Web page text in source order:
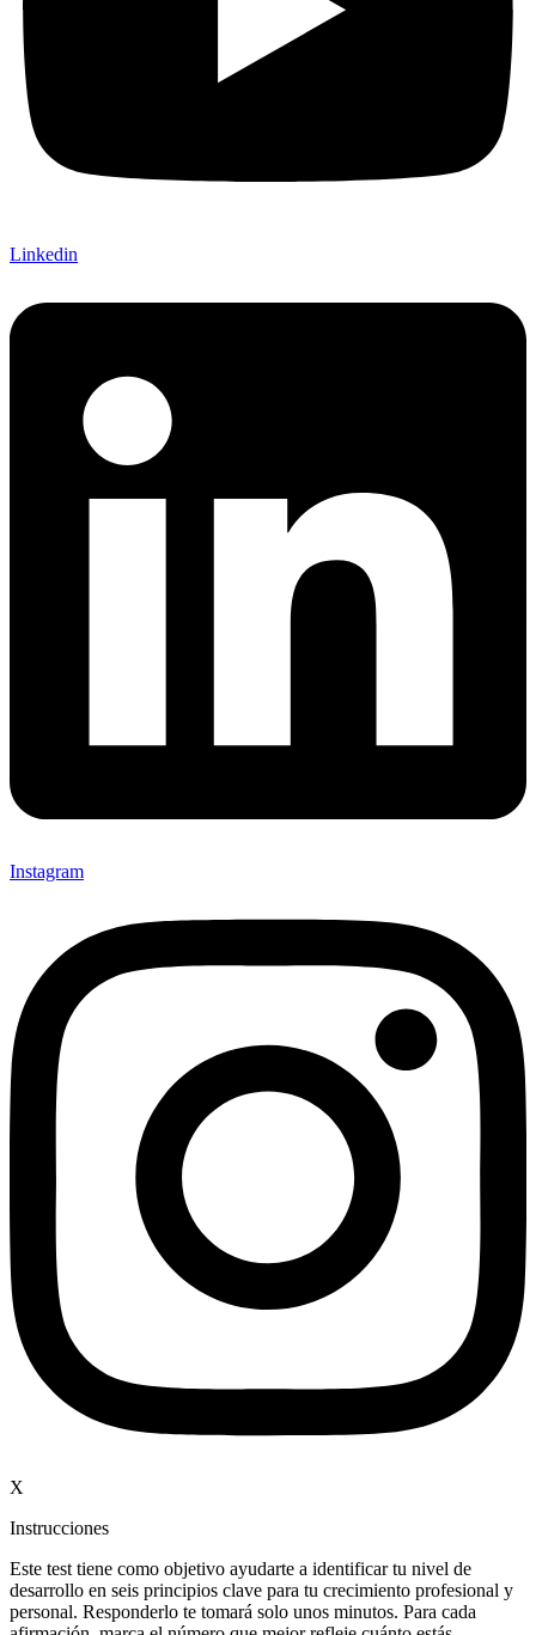
Linkedin
Instagram
X
Instrucciones
Este test tiene como objetivo ayudarte a identificar tu nivel de
desarrollo en seis principios clave para tu crecimiento profesional y
personal. Responderlo te tomará solo unos minutos. Para cada